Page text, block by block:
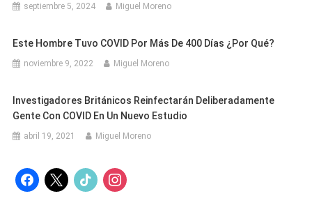
septiembre 5, 2024 Miguel Moreno
Este Hombre Tuvo COVID Por Más De 400 Días ¿Por Qué?
noviembre 9, 2022 Miguel Moreno
Investigadores Británicos Reinfectarán Deliberadamente
Gente Con COVID En Un Nuevo Estudio
abril 19, 2021 Miguel Moreno
facebook
x tiktok instagram